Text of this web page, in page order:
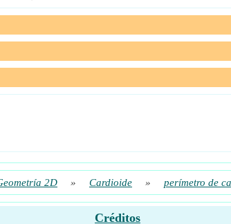
2D » Cardioide » perímetro de
Créditos